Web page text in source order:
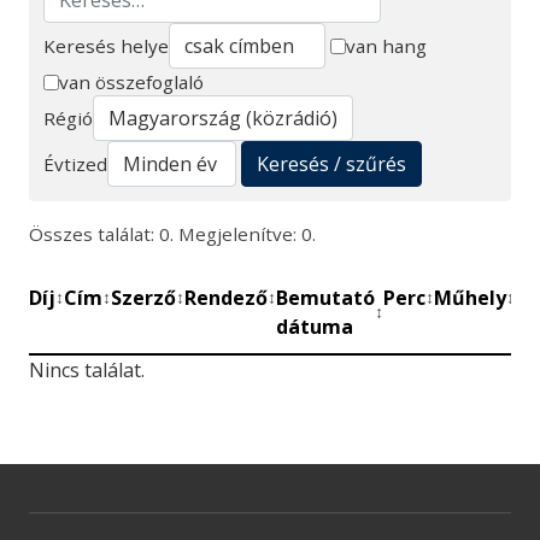
Keresés
Keresés helye
van hang
van összefoglaló
Régió
Évtized
Keresés / szűrés
Összes találat: 0. Megjelenítve: 0.
Díj↕Cím↕Szerző↕Rendező↕Bemutató
dátuma
↕
Perc↕Műhely↕
Nincs találat.